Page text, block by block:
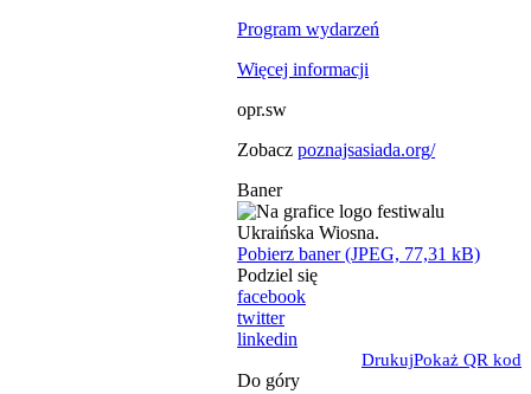
Program wydarzeń
Więcej informacji
opr.sw
Zobacz poznajsasiada.org/
Baner
Pobierz baner (JPEG, 77,31 kB)
Podziel się
facebook
twitter
linkedin
DrukujPokaż QR kod
Do góry